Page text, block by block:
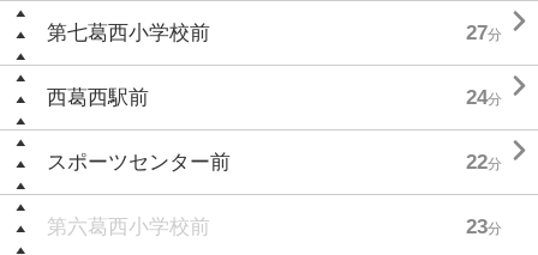
第七葛西小学校前 27分 
西葛西駅前 24分 
スポーツセンター前 22分 
第六葛西小学校前 23分